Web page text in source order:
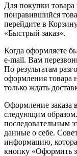
Для покупки
понравившийся
перейдите в
«Быстрый заказ».
Когда оформляете
e-mail. Вам
По результатам
оформления товара
только ждать
Оформление заказа
следующим
последовательным
данные о себе.
информацию,
кнопку «Оформить